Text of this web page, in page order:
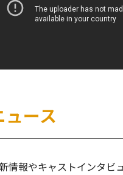
ュース
情報やキャストインタビ